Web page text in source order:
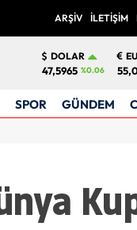
ARŞİV İLETİŞİM
DOLAR
47,5965 %0.06
SPOR GÜNDEM